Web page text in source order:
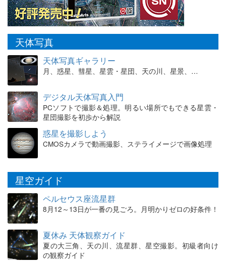
天体写真
天体写真ギャラリー
月、惑星、彗星、星雲・星団、天の川、星景、…
デジタル天体写真入門
PCソフトで撮影＆処理。明るい場所でもできる星雲・
星団撮影を初歩から解説
惑星を撮影しよう
CMOSカメラで動画撮影、ステライメージで画像処理
星空ガイド
ペルセウス座流星群
8月12～13日が一番の見ごろ。月明かりゼロの好条件！
夏休み 天体観察ガイド
夏の大三角、天の川、流星群、星空撮影。初級者向け
の観察ガイド